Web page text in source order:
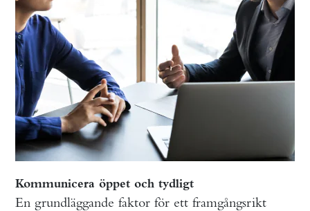
Kommunicera öppet och tydligt
En grundläggande faktor för ett framgångsrikt